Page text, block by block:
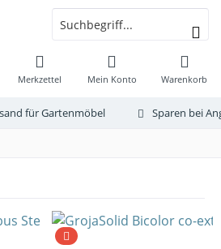
Warenkorb
Merkzettel Mein Konto
für Gartenmöbel Sparen bei